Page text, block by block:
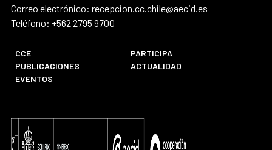
Correo electrónico: recepcion.cc.chile@aecid.es
Teléfono: +562 2795 9700
CCE
PARTICIPA
PUBLICACIONES
ACTUALIDAD
EVENTOS